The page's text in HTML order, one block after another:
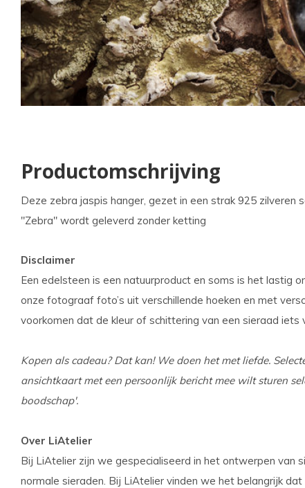
u
en
Productomschrijving
Deze zebra jaspis hanger, gezet in een strak 925 zilveren
"Zebra" wordt geleverd zonder ketting
Disclaimer
Een edelsteen is een natuurproduct en soms is het lastig
onze fotograaf foto’s uit verschillende hoeken en met
voorkomen dat de kleur of schittering van een sieraad iets
Kopen als cadeau? Dat kan! We doen het met liefde.
ansichtkaart met een persoonlijk bericht mee wilt sturen
boodschap'.
Over LiAtelier
Bij LiAtelier zijn we gespecialiseerd in het ontwerpen van
normale sieraden. Bij LiAtelier vinden we het belangrijk